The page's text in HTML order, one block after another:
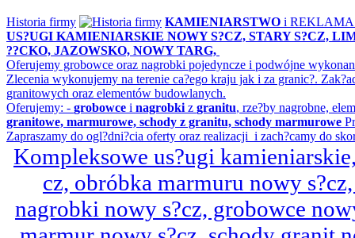
Historia firmy KAMIENIARSTWO i
US?UGI KAMIENIARSKIE NOWY S?CZ, STARY S?CZ,
??CKO, JAZOWSKO, NOWY TARG,
Oferujemy grobowce oraz nagrobki pojedyncze i podwójne
Zlecenia wykonujemy na terenie ca?ego kraju jak i za granic?.
granitowych oraz elementów budowlanych.
Oferujemy: - grobowce i nagrobki z granitu, rze?by nagrobne,
granitowe, marmurowe, schody z granitu, schody marmurowe
Zapraszamy do ogl?dni?cia oferty oraz realizacji i zach?camy do
Kompleksowe us?ugi
cz, obróbka marmuru nowy
nagrobki nowy s?cz, grobowce